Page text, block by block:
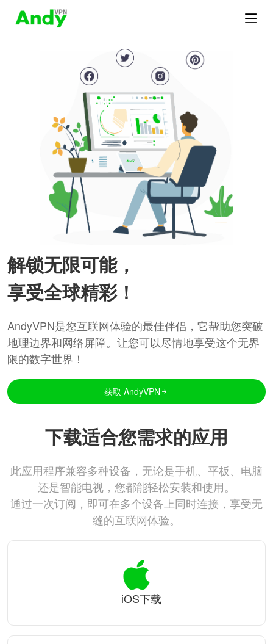
解锁无限可能，
享受全球精彩！
AndyVPN是您互联网体验的最佳伴侣，它帮助您突破
地理边界和网络屏障。让您可以尽情地享受这个无界
限的数字世界！
获取 AndyVPN
下载适合您需求的应用
此应用程序兼容多种设备，无论是手机、平板、电脑
还是智能电视，您都能轻松安装和使用。
通过一次订阅，即可在多个设备上同时连接，享受无
缝的互联网体验。
iOS下载